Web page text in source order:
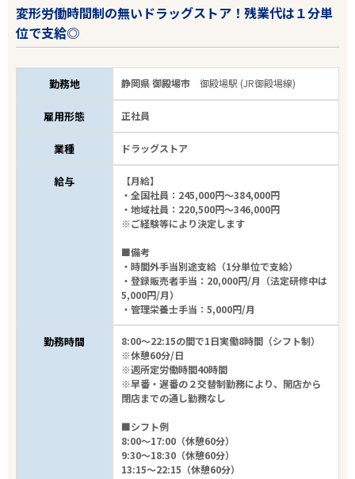
変形労働時間制の無いドラッグストア！残業代は１分単
位で支給◎
勤務地 静岡県 御殿場市御殿場駅 (JR御殿場線)
雇用形態 正社員
業種 ドラッグストア
給与
【月給】
・全国社員：245,000円～384,000円
・地域社員：220,500円～346,000円
※ご経験等により決定します
■備考
・時間外手当別途支給（1分単位で支給）
・登録販売者手当：20,000円/月（法定研修中は
5,000円/月）
・管理栄養士手当：5,000円/月
勤務時間
8:00～22:15の間で1日実働8時間（シフト制）
※休憩60分/日
※週所定労働時間40時間
※早番・遅番の２交替制勤務により、開店から
閉店までの通し勤務なし
■シフト例
8:00～17:00（休憩60分）
9:30～18:30（休憩60分）
13:15～22:15（休憩60分）